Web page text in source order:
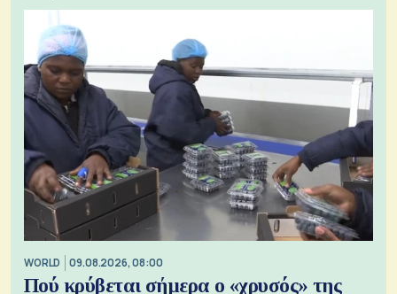
WORLD 09.08.2026, 08:00
Πού κρύβεται σήμερα ο «χρυσός» της